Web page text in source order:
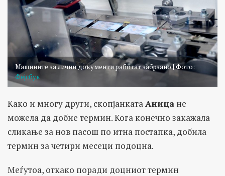
Машините за лични документи работат забрзано | Фото:
Фејсбук
Како и многу други, скопјанкатаАница не
можела да добие термин. Кога конечно закажала
сликање за нов пасош по итна постапка, добила
термин за четири месеци подоцна.
Меѓутоа, откако поради доцниот термин